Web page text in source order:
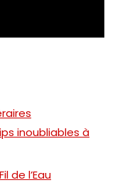
inoubliables à
de l’Eau